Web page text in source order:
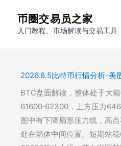
币圈交易员之家
入门教程、市场解读与交易工具
2026.8.5比特币行情分析-美
BTC盘面解读，整体处于大
61600‑62300，上方压力
图中有下降扇形压力线，高
处在箱体中间位置。短期站